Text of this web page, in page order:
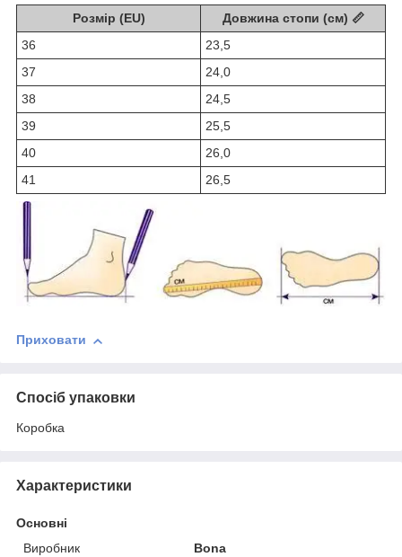
Розмір (EU)
Довжина стопи (см) 📏
36
23,5
37
24,0
38
24,5
39
25,5
40
26,0
41
26,5
Приховати
Спосіб упаковки
Коробка
Характеристики
Основні
Виробник
Bona